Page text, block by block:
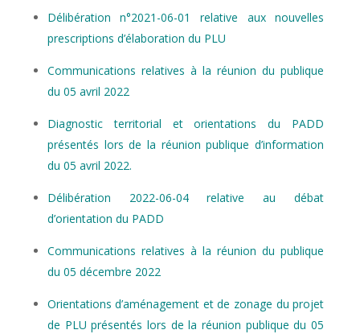
Délibération n°2021-06-01 relative aux nouvelles
prescriptions d’élaboration du PLU
Communications relatives à la réunion du publique
du 05 avril 2022
Diagnostic territorial et orientations du PADD
présentés lors de la réunion publique d’information
du 05 avril 2022.
Délibération 2022-06-04 relative au débat
d’orientation du PADD
Communications relatives à la réunion du publique
du 05 décembre 2022
Orientations d’aménagement et de zonage du projet
de PLU présentés lors de la réunion publique du 05